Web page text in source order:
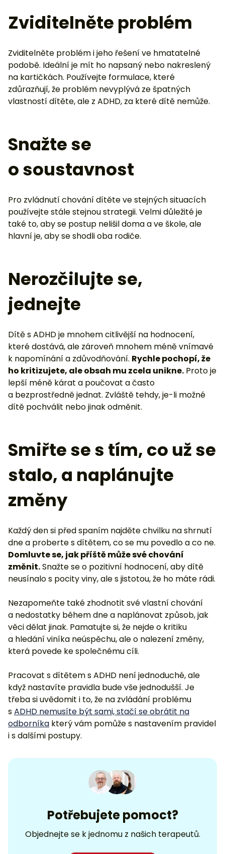
Zviditelněte problém
Zviditelněte problém i jeho řešení ve hmatatelné
podobě. Ideální je mít ho napsaný nebo nakreslený
na kartičkách. Používejte formulace, které
zdůrazňují, že problém nevyplývá ze špatných
vlastností dítěte, ale z ADHD, za které dítě nemůže.
Snažte se
o soustavnost
Pro zvládnutí chování dítěte ve stejných situacích
používejte stále stejnou strategii. Velmi důležité je
také to, aby se postup nelišil doma a ve škole, ale
hlavní je, aby se shodli oba rodiče.
Nerozčilujte se,
jednejte
Dítě s ADHD je mnohem citlivější na hodnocení,
které dostává, ale zároveň mnohem méně vnímavé
k napomínání a zdůvodňování. Rychle pochopí, že
ho kritizujete, ale obsah mu zcela unikne. Proto je
lepší méně kárat a poučovat a často
a bezprostředně jednat. Zvláště tehdy, je-li možné
dítě pochválit nebo jinak odměnit.
Smiřte se s tím, co už se
stalo, a naplánujte
změny
Každý den si před spaním najděte chvilku na shrnutí
dne a proberte s dítětem, co se mu povedlo a co ne.
Domluvte se, jak příště může své chování
změnit.Snažte se o pozitivní hodnocení, aby dítě
neusínalo s pocity viny, ale s jistotou, že ho máte rádi.
Nezapomeňte také zhodnotit své vlastní chování
a nedostatky během dne a naplánovat způsob, jak
věci dělat jinak. Pamatujte si, že nejde o kritiku
a hledání viníka neúspěchu, ale o nalezení změny,
která povede ke společnému cíli.
Pracovat s dítětem s ADHD není jednoduché, ale
když nastavíte pravidla bude vše jednodušší. Je
třeba si uvědomit i to, že na zvládání problému
sADHD nemusíte být sami, stačí se obrátit na
odborníka který vám pomůže s nastavením pravidel
i s dalšími postupy.
Potřebujete pomoct?
Objednejte se k jednomu z našich terapeutů.